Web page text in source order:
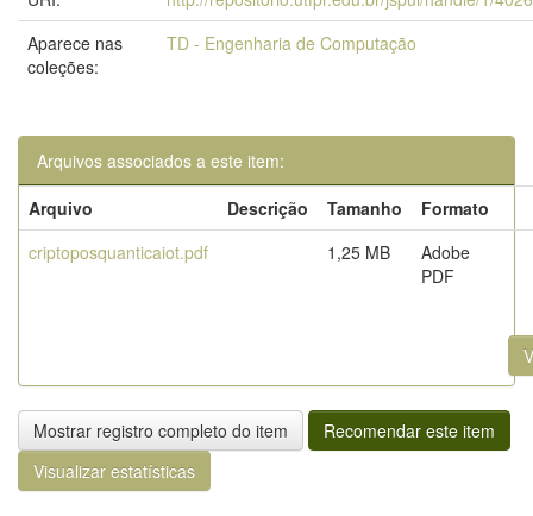
Aparece nas
coleções:
TD - Engenharia de Computação
Arquivos associados a este item:
Arquivo
Descrição Tamanho
Formato
criptoposquanticaiot.pdf
1,25 MB
Adobe
PDF
Mostrar registro completo do item
Recomendar este item
Visualizar estatísticas